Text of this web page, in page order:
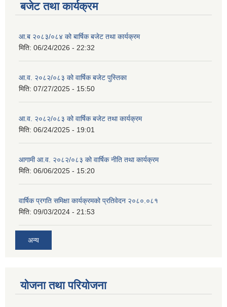
बजेट तथा कार्यक्रम
आ.ब २०८३/०८४ को बार्षिक बजेट तथा कार्यक्रम
मिति: 06/24/2026 - 22:32
आ.व. २०८२/०८३ को वार्षिक बजेट पुस्तिका
मिति: 07/27/2025 - 15:50
आ.व. २०८२/०८३ को वार्षिक बजेट तथा कार्यक्रम
मिति: 06/24/2025 - 19:01
आगामी आ.व. २०८२/०८३ को वार्षिक नीति तथा कार्यक्रम
मिति: 06/06/2025 - 15:20
वार्षिक प्रगति समिक्षा कार्यक्रमको प्रतिवेदन २०८०.०८१
मिति: 09/03/2024 - 21:53
अन्य
योजना तथा परियोजना